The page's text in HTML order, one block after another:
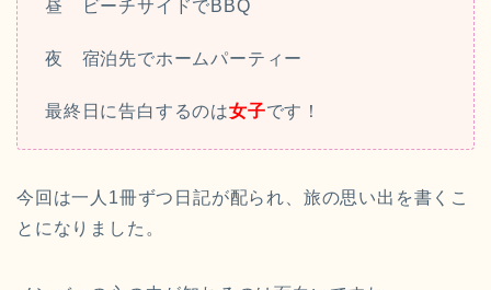
昼 ビーチサイドでBBQ
夜 宿泊先でホームパーティー
最終日に告白するのは女子です！
今回は一人1冊ずつ日記が配られ、旅の思い出を書くこ
とになりました。